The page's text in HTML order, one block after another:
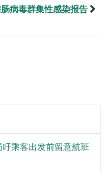
病毒群集性感染报告
乘客出发前留意航班